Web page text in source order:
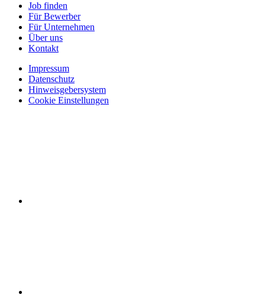
Job finden
Für Bewerber
Für Unternehmen
Über uns
Kontakt
Impressum
Datenschutz
Hinweisgebersystem
Cookie Einstellungen